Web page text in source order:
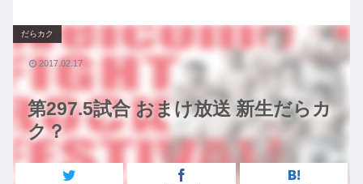
第297.5試合 おまけ放送 新生だらカ
ク？
だらカク
2017.02.17